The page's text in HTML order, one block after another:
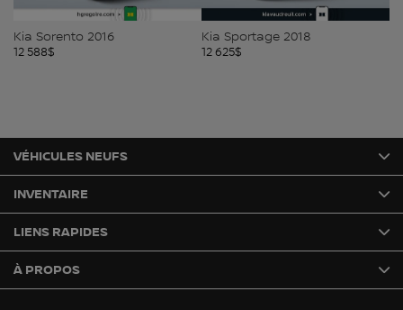
Kia Sorento 2016
12 588$
Kia Sportage 2018
12 625$
VÉHICULES NEUFS
INVENTAIRE
LIENS RAPIDES
À PROPOS